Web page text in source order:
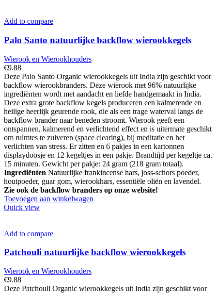
Add to compare
Palo Santo natuurlijke backflow wierookkegels
Wierook en Wierookhouders
€9.88
Deze Palo Santo Organic wierookkegels uit India zijn geschikt voor
backflow wierookbranders. Deze wierook met 96% natuurlijke
ingrediënten wordt met aandacht en liefde handgemaakt in India.
Deze extra grote backflow kegels produceren een kalmerende en
heilige heerlijk geurende rook, die als een trage waterval langs de
backflow brander naar beneden stroomt. Wierook geeft een
ontspannen, kalmerend en verlichtend effect en is uitermate geschikt
om ruimtes te zuiveren (space clearing), bij meditatie en het
verlichten van stress. Er zitten en 6 pakjes in een kartonnen
displaydoosje en 12 kegeltjes in een pakje. Brandtijd per kegeltje ca.
15 minuten. Gewicht per pakje: 24 gram (218 gram totaal).
Ingrediënten Natuurlijke frankincense hars, joss-schors poeder,
houtpoeder, guar gom, wierookhars, essentiële oliën en lavendel.
Zie ook de backflow branders op onze website!
Toevoegen aan winkelwagen
Quick view
Add to compare
Patchouli natuurlijke backflow wierookkegels
Wierook en Wierookhouders
€9.88
Deze Patchouli Organic wierookkegels uit India zijn geschikt voor